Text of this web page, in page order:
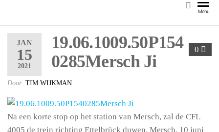
Menu
JAN
15
2021
0
19.06.1009.50P154
0285Mersch Ji
Door TIM WIJKMAN
Na een korte stop op het station van Mersch, zal de CFL
4005 de trein richting Ettelbrück duwen. Mersch, 10 juni